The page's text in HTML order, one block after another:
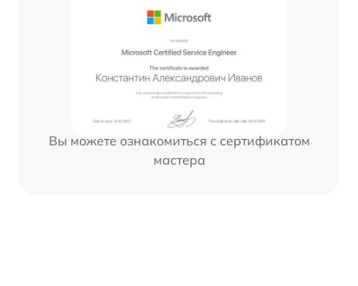
Вы можете ознакомиться с сертификатом
мастера